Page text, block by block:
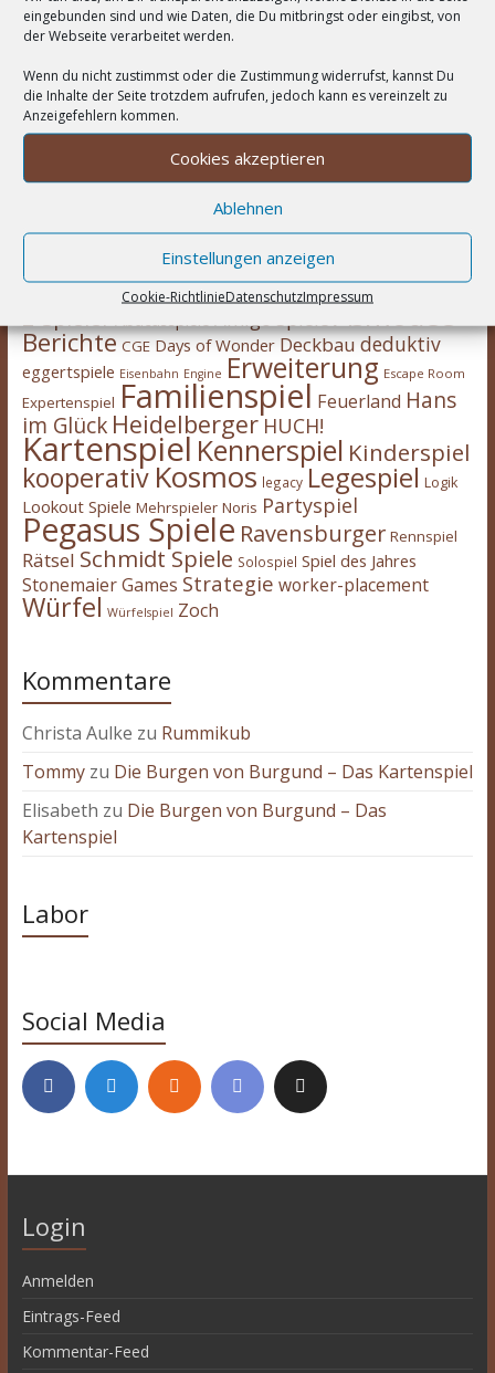
eingebunden sind und wie Daten, die Du mitbringst oder eingibst, von
der Webseite verarbeitet werden.
Wenn du nicht zustimmst oder die Zustimmung widerrufst, kannst Du
die Inhalte der Seite trotzdem aufrufen, jedoch kann es vereinzelt zu
Anzeigefehlern kommen.
Cookies akzeptieren
Ablehnen
Einstellungen anzeigen
Cookie-RichtlinieDatenschutzImpressum
Wortwolke
2-Spieler Abacusspiele Amigo Spiele Asmodee
Berichte CGE Days of Wonder Deckbaudeduktiv
eggertspiele Eisenbahn Engine Erweiterung Escape Room
Expertenspiel Familienspiel Feuerland Hans
im Glück Heidelberger HUCH!
Kartenspiel Kennerspiel Kinderspiel
kooperativ Kosmos legacy Legespiel Logik
Lookout Spiele Mehrspieler Noris Partyspiel
Pegasus Spiele Ravensburger Rennspiel
Rätsel Schmidt Spiele Solospiel Spiel des Jahres
Stonemaier Games Strategie worker-placement
Würfel Würfelspiel Zoch
Kommentare
Christa Aulke zu Rummikub
Tommyzu Die Burgen von Burgund – Das Kartenspiel
Elisabeth zu Die Burgen von Burgund – Das
Kartenspiel
Labor
Social Media
Login
Anmelden
Eintrags-Feed
Kommentar-Feed